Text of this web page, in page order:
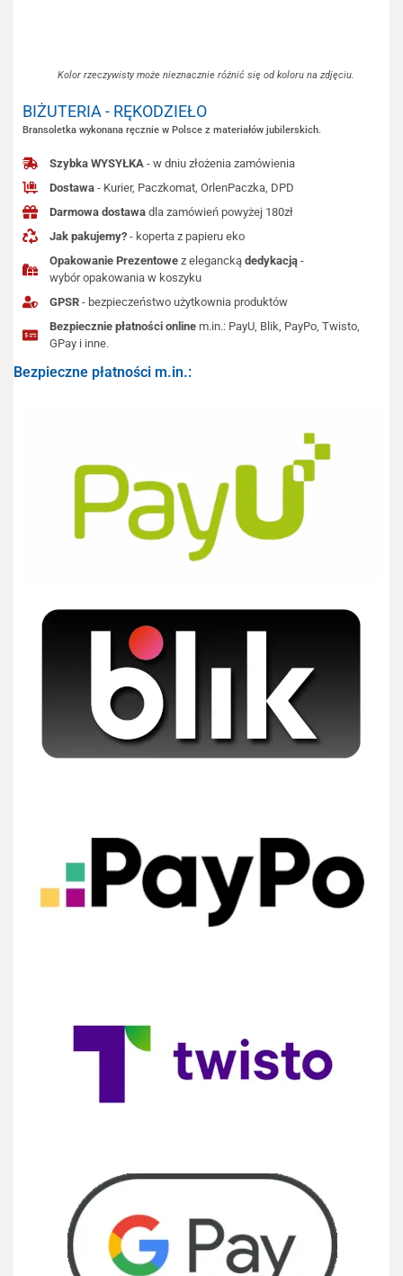
Kolor rzeczywisty może nieznacznie różnić się od koloru na zdjęciu.
BIŻUTERIA - RĘKODZIEŁO
Bransoletka wykonana ręcznie w Polsce z materiałów jubilerskich.
Szybka WYSYŁKA - w dniu złożenia zamówienia
Dostawa - Kurier, Paczkomat, OrlenPaczka, DPD
Darmowa dostawa dla zamówień powyżej 180zł
Jak pakujemy? - koperta z papieru eko
Opakowanie Prezentowe z eleganckądedykacją -
wybór opakowania w koszyku
GPSR - bezpieczeństwo użytkownia produktów
Bezpiecznie płatności online m.in.: PayU, Blik, PayPo, Twisto,
GPay i inne.
Bezpieczne płatności m.in.: